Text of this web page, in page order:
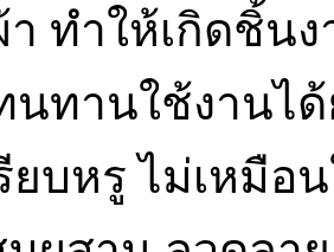
ทำให้เกิดชิ้น
นทานใช้งานไ
ยบหรู ไม่เหมื